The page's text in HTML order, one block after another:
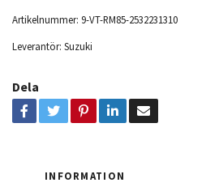
Artikelnummer: 9-VT-RM85-2532231310
Leverantör: Suzuki
Dela
INFORMATION